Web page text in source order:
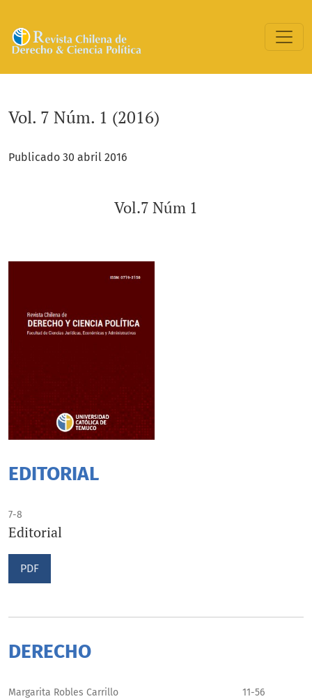
Vol. 7 Núm. 1 (2016)
Publicado 30 abril 2016
Vol.7 Núm 1
EDITORIAL
7-8
Editorial
PDF
DERECHO
Margarita Robles Carrillo 11-56